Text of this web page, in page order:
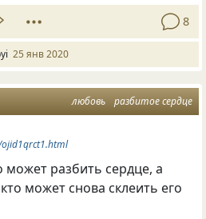
8
25 янв 2020
любовь разбитое сердце
может разбить сердце, а
кто может снова склеить его